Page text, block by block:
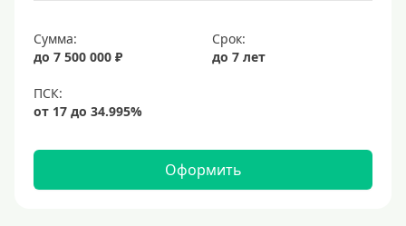
Сумма:
до 7 500 000 ₽
Срок:
до 7 лет
Оформить